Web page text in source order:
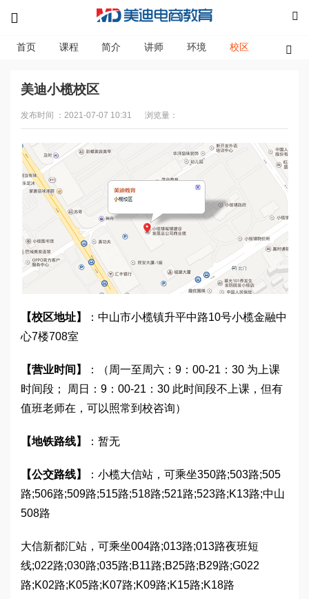
首页 课程 简介 讲师 环境 校区 资讯
美迪小榄校区
发布时间 ：2021-07-07 10:31 浏览量：
【校区地址】
：中山市小榄镇升平中路10号小榄金融中
心7楼708室
【营业时间】
：（周一至周六：9：00-21：30 为上课
时间段； 周日：9：00-21：30 此时间段不上课，但有
值班老师在，可以照常到校咨询）
【地铁路线】 ：暂无
【公交路线】
：小榄大信站，可乘坐350路;503路;505
路;506路;509路;515路;518路;521路;523路;K13路;中山
508路
大信新都汇站，可乘坐004路;013路;013路夜班短
线;022路;030路;035路;B11路;B25路;B29路;G022
路;K02路;K05路;K07路;K09路;K15路;K18路